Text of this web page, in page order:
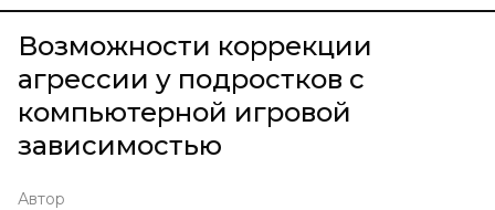
Возможности коррекции
агрессии у подростков с
компьютерной игровой
зависимостью
Автор